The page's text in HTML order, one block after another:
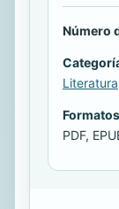
Número
Literatura
PDF,